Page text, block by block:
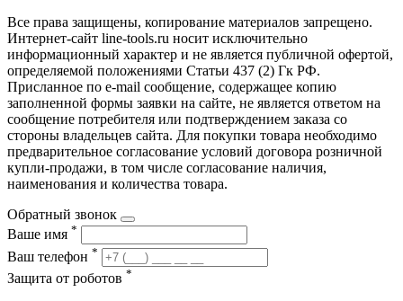
Все права защищены, копирование материалов запрещено.
Интернет-сайт line-tools.ru носит исключительно
информационный характер и не является публичной офертой,
определяемой положениями Статьи 437 (2) Гк РФ.
Присланное по e-mail сообщение, содержащее копию
заполненной формы заявки на сайте, не является ответом на
сообщение потребителя или подтверждением заказа со
стороны владельцев сайта. Для покупки товара необходимо
предварительное согласование условий договора розничной
купли-продажи, в том числе согласование наличия,
наименования и количества товара.
Обратный звонок
Ваше имя *
Ваш телефон *
Защита от роботов *